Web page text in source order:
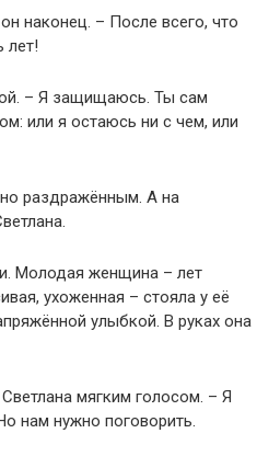
наконец. – После всего, что
лет!
– Я защищаюсь. Ты сам
или я остаюсь ни с чем, или
раздражённым. А на
Молодая женщина – лет
ухоженная – стояла у её
улыбкой. В руках она
мягким голосом. – Я
нам нужно поговорить.